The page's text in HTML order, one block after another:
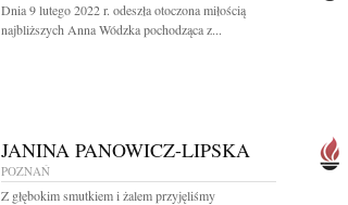
Dnia 9 lutego 2022 r. odeszła otoczona miłością
najbliższych Anna Wódzka pochodząca z...
JANINA PANOWICZ-LIPSKA
POZNAŃ
Z głębokim smutkiem i żalem przyjęliśmy